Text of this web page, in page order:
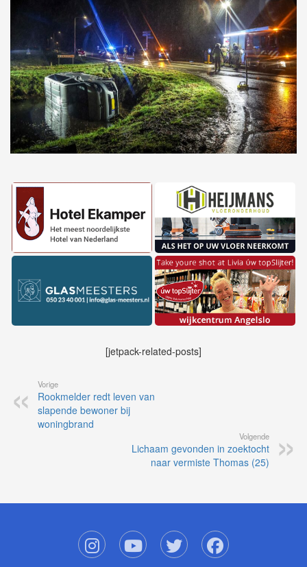
[jetpack-related-posts]
Vorige
Rookmelder redt leven van
slapende bewoner bij
woningbrand
Volgende
Lichaam gevonden in zoektocht
naar vermiste Thomas (25)